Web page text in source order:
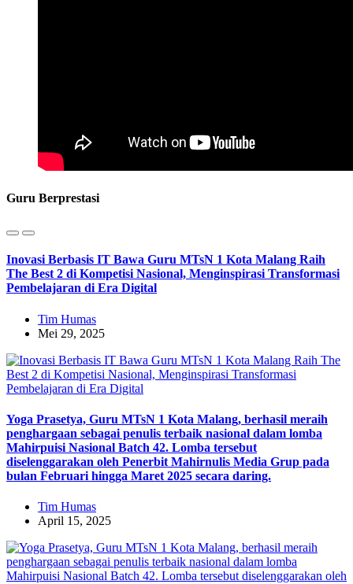
Guru Berprestasi
Inovasi Berbasis IT Bawa Guru MTsN 1 Kota Malang Raih
The Best 2 di Kompetisi Nasional, Menginspirasi Transformasi
Pembelajaran di Era Digital
Tim Humas
Mei 29, 2025
Yoga Prasetya, Guru MTsN 1 Kota Malang, berhasil meraih
penghargaan sebagai penulis terbaik nasional dalam lomba
Mahirpuisi Nasional Batch 42. Lomba tersebut
diselenggarakan oleh Penerbit Mahirnulis Media Grup pada
bulan Februari hingga Maret 2025 secara daring.
Tim Humas
April 15, 2025